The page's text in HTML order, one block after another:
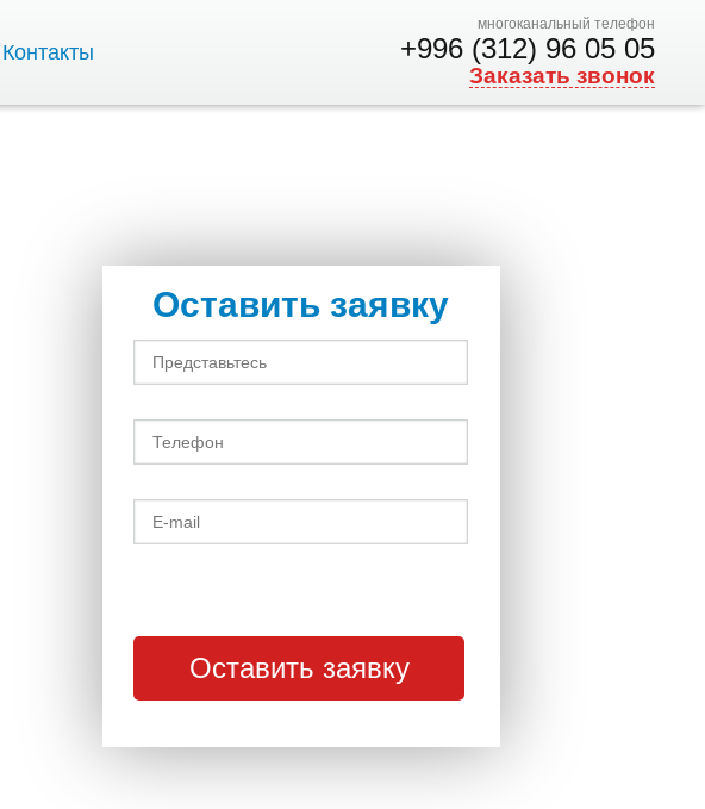
Контакты
многоканальный телефон
+996 (312) 96 05 05
Заказать звонок
Оставить заявку